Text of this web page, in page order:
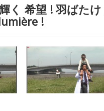
く 希望 ! 羽ばたけ
!